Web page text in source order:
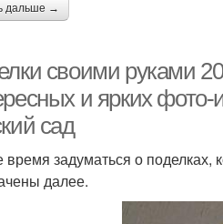
дальше →
своими руками
и ярких фото-
сад
задуматься о
далее.